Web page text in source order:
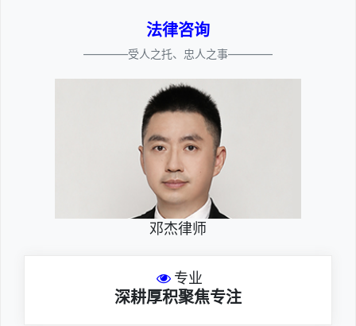
法律咨询
————受人之托、忠人之事————
邓杰律师
专业
深耕厚积聚焦专注